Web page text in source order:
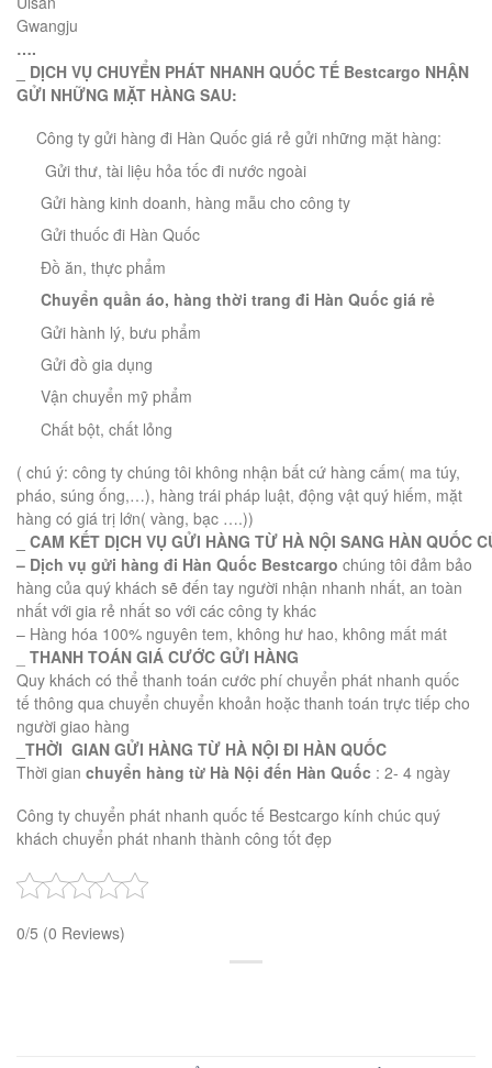
Gwangju
….
DỊCH VỤ CHUYỂN PHÁT NHANH QUỐC TẾ Bestcargo NHẬN
GỬI NHỮNG MẶT HÀNG SAU:
Công ty gửi hàng đi Hàn Quốc giá rẻ gửi những mặt hàng:
Gửi thư, tài liệu hỏa tốc đi nước ngoài
Gửi hàng kinh doanh, hàng mẫu cho công ty
Gửi thuốc đi Hàn Quốc
Đồ ăn, thực phẩm
Chuyển quần áo, hàng thời trang đi Hàn Quốc giá rẻ
Gửi hành lý, bưu phẩm
Gửi đồ gia dụng
Vận chuyển mỹ phẩm
Chất bột, chất lỏng
( chú ý: công ty chúng tôi không nhận bất cứ hàng cấm( ma túy,
pháo, súng ống,…), hàng trái pháp luật, động vật quý hiếm, mặt
hàng có giá trị lớn( vàng, bạc ….))
CAM KẾT DỊCH VỤ GỬI HÀNG TỪ HÀ NỘI SANG HÀN QUỐC C
– Dịch vụ gửi hàng đi Hàn Quốc Bestcargo chúng tôi đảm bảo
hàng của quý khách sẽ đến tay người nhận nhanh nhất, an toàn
nhất với gia rẻ nhất so với các công ty khác
– Hàng hóa 100% nguyên tem, không hư hao, không mất mát
THANH TOÁN GIÁ CƯỚC GỬI HÀNG
Quy khách có thể thanh toán cước phí chuyển phát nhanh quốc
tế thông qua chuyển chuyển khoản hoặc thanh toán trực tiếp cho
người giao hàng
_THỜI GIAN GỬI HÀNG TỪ HÀ NỘI ĐI HÀN QUỐC
Thời gian chuyển hàng từ Hà Nội đến Hàn Quốc : 2- 4 ngày
Công ty chuyển phát nhanh quốc tế Bestcargo kính chúc quý
khách chuyển phát nhanh thành công tốt đẹp
0/5 (0 Reviews)